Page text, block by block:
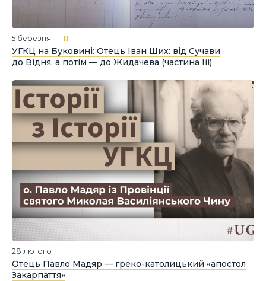
5 березня
УГКЦ на Буковині: Отець Іван Ших: від Сучави
до Відня, а потім — до Жидачева (частина Ііі)
28 лютого
Отець Павло Мадяр — греко-католицький «апостол
Закарпаття»